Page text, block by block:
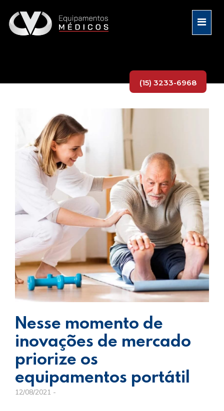
(15) 3233-6968
Nesse momento de
inovações de mercado
priorize os
equipamentos portátil
12/08/2021 -